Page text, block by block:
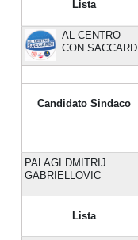
Lista
AL CENTRO
CON SACCARDI
Candidato Sindaco
PALAGI DMITRIJ
GABRIELLOVIC
Lista